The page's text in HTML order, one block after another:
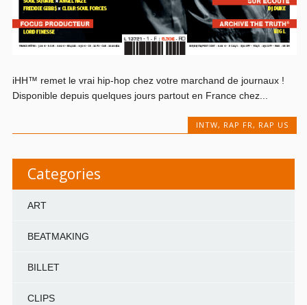
iHH™ remet le vrai hip-hop chez votre marchand de journaux !
Disponible depuis quelques jours partout en France chez...
INTW, RAP FR, RAP US
Categories
ART
BEATMAKING
BILLET
CLIPS